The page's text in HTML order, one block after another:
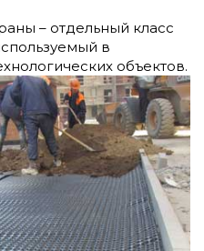
– отдельный класс
в
объектов.